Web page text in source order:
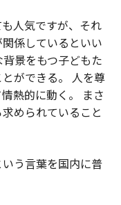
人気ですが、それ
係しているといい
景をもつ子どもた
ができる。 人を尊
熱的に動く。 まさ
められていること
う言葉を国内に普